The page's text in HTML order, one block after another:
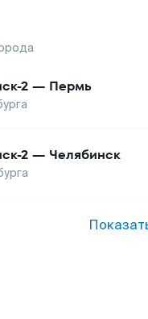
2 — Пермь
2 — Челябинск